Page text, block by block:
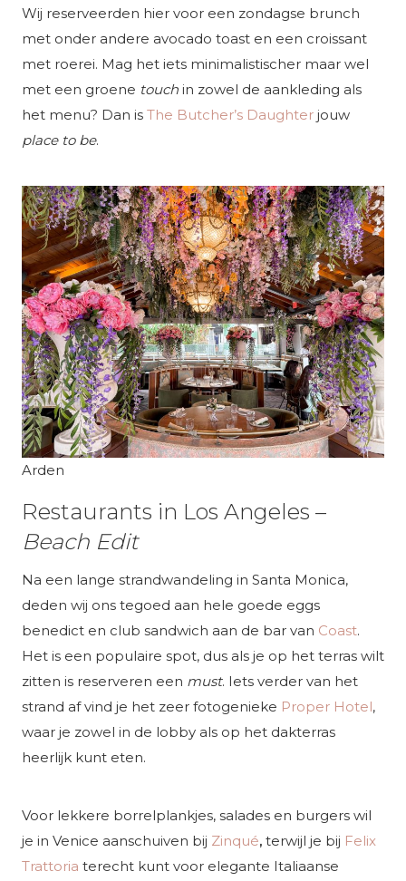
Wij reserveerden hier voor een zondagse brunch
met onder andere avocado toast en een croissant
met roerei. Mag het iets minimalistischer maar wel
met een groene touch in zowel de aankleding als
het menu? Dan is The Butcher’s Daughter jouw
place to be.
Arden
Restaurants in Los Angeles –
Beach Edit
Na een lange strandwandeling in Santa Monica,
deden wij ons tegoed aan hele goede eggs
benedict en club sandwich aan de bar van Coast.
Het is een populaire spot, dus als je op het terras wilt
zitten is reserveren een must. Iets verder van het
strand af vind je het zeer fotogenieke Proper Hotel,
waar je zowel in de lobby als op het dakterras
heerlijk kunt eten.
Voor lekkere borrelplankjes, salades en burgers wil
je in Venice aanschuiven bij Zinqué, terwijl je bij Felix
Trattoria terecht kunt voor elegante Italiaanse